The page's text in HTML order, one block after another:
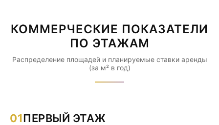
КОММЕРЧЕСКИЕ ПОКАЗАТЕЛИ
ПО ЭТАЖАМ
Распределение площадей и планируемые ставки аренды
(за м² в год)
01ПЕРВЫЙ ЭТАЖ